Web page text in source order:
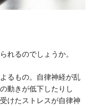
れるのでしょうか。
るもの。自律神経が乱
動きが低下したりし
けたストレスが自律神